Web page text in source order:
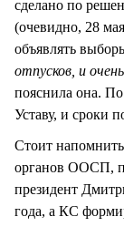
сделано по
(очевидно, 28
объявлять
отпусков, и
пояснила она. По
Уставу, и сроки
Стоит
органов ООСП,
президент
года, а КС